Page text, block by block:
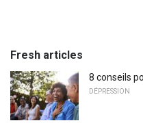
Fresh articles
8 conseils
DÉPRESSION